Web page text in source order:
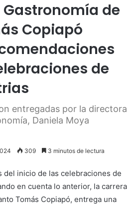
Gastronomía de
Copiapó
de
entregadas por la directora
Daniela Moya
309 3 minutos de lectura
del inicio de las celebraciones de
en cuenta lo anterior, la carrera
Tomás Copiapó, entrega una